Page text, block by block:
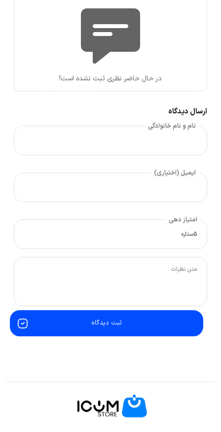
در حال حاضر نظری ثبت نشده است!
ارسال دیدگاه
نام و نام خانوادگی
ایمیل (اختیاری)
امتیاز دهی
ثبت دیدگاه